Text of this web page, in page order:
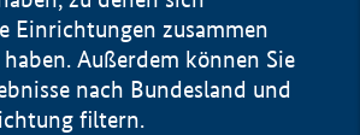
Einrichtungen zusammen
haben. Außerdem können Sie
nach Bundesland und
filtern.